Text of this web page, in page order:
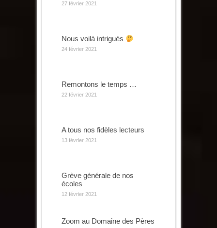
27 février 2021
Nous voilà intrigués
24 février 2021
Remontons le temps …
22 février 2021
A tous nos fidèles lecteurs
13 février 2021
Grève générale de nos
écoles
12 février 2021
Zoom au Domaine des Pères